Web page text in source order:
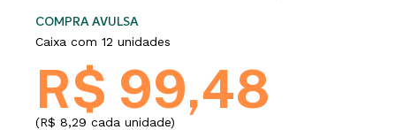
COMPRA AVULSA
Caixa com 12 unidades
R$ 99,48
(R$ 8,29 cada unidade)